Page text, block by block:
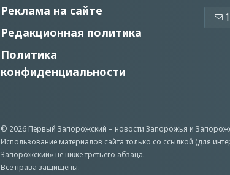
Реклама на сайте
Редакционная политика
Политика
конфиденциальности
© 2026 Первый Запорожский – новости Запорожья и
Использование материалов сайта только со ссылкой (для
Запорожский» не ниже третьего абзаца.
Все права защищены.